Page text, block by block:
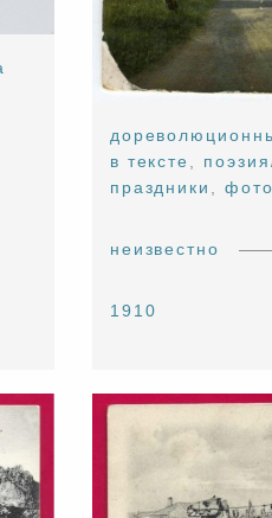
в тексте
праздники
,
неизвестно
1910